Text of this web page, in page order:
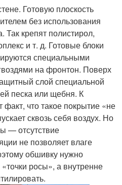
Готовую плоскость
без использования
Так крепят полистирол,
и т. д. Готовые блоки
специальными
на фронтон. Поверх
слой специальной
песка или щебня. К
факт, что такое покрытие «не
сквозь себя воздух. Но
— отсутствие
не позволяет влаге
обшивку нужно
росы», а внутренне